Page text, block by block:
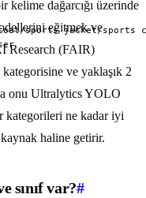
kelime dağarcığı üzerinde
eğitmek ve
Research (FAIR)
ve yaklaşık 2
onu Ultralytics YOLO
kategorileri ne kadar iyi
haline getirir.
sınıf var?#